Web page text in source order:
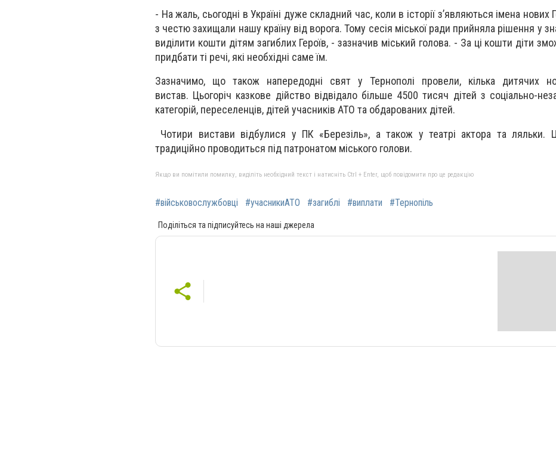
- На жаль, сьогодні в Україні дуже складний час, коли в історії з’являються імена нових
з честю захищали нашу країну від ворога. Тому сесія міської ради прийняла рішення у
виділити кошти дітям загиблих Героїв, - зазначив міський голова. - За ці кошти діти
придбати ті речі, які необхідні саме їм.
Зазначимо, що також напередодні свят у Тернополі провели, кілька дитячих
вистав. Цьогоріч казкове дійство відвідало більше 4500 тисяч дітей з соціально-
категорій, переселенців, дітей учасників АТО та обдарованих дітей.
Чотири вистави відбулися у ПК «Березіль», а також у театрі актора та ляльки.
традиційно проводиться під патронатом міського голови.
Якщо ви помітили помилку, виділіть необхідний текст і натисніть Ctrl + Enter, щоб повідомити про це редакцію
#військовослужбовці #учасникиАТО #загиблі #виплати #Тернопіль
Поділіться та підписуйтесь на наші джерела